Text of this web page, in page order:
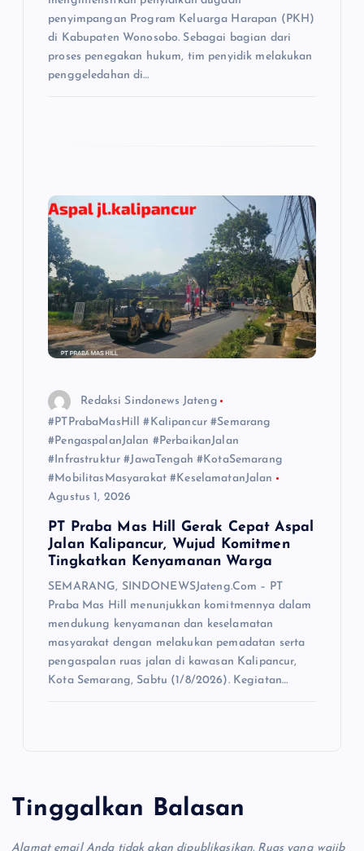
penyimpangan Program Keluarga Harapan (PKH)
di Kabupaten Wonosobo. Sebagai bagian dari
proses penegakan hukum, tim penyidik melakukan
penggeledahan di…
Redaksi Sindonews Jateng
#PTPrabaMasHill #Kalipancur #Semarang
#PengaspalanJalan #PerbaikanJalan
#Infrastruktur #JawaTengah #KotaSemarang
#MobilitasMasyarakat #KeselamatanJalan
Agustus 1, 2026
PT Praba Mas Hill Gerak Cepat Aspal
Jalan Kalipancur, Wujud Komitmen
Tingkatkan Kenyamanan Warga
SEMARANG, SINDONEWSJateng.Com – PT
Praba Mas Hill menunjukkan komitmennya dalam
mendukung kenyamanan dan keselamatan
masyarakat dengan melakukan pemadatan serta
pengaspalan ruas jalan di kawasan Kalipancur,
Kota Semarang, Sabtu (1/8/2026). Kegiatan…
Tinggalkan Balasan
Alamat email Anda tidak akan dipublikasikan. Ruas yang wajib